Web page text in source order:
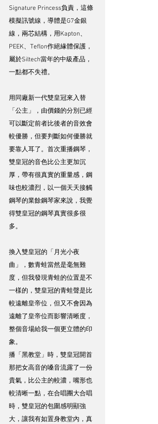
Signature Princess負責，這條
模擬訊號線，導體是G7金銀
線，兩芯結構，用Kapton、
PEEK、Teflon作絕緣體保護，
屬於Siltech當年的中級產品，
一點都不失禮。
用同廠新一代雙皇冠來入替
「公主」，由價錢的分別已經
可以斷定前者比後者的音效會
較優勝，但要判斷如何優勝就
要靠人耳了。首次重播鋼琴，
雙皇冠的音色比公主更加沉
厚，帶有很真實的重量感，鋼
味也較濃烈，以一個天天接觸
鋼琴的業餘鋼琴家來說，我覺
得雙皇冠的鋼琴真實很多很
多。
換入雙皇冠的「月光小夜
曲」，數青蛙當然是毫無難
度，但我發現青蛙的位置是不
一樣的，雙皇冠的青蛙聲是比
較遠離皇帝位，但又不會因為
遠離了皇帝位而影響清晰度，
整個音場給我一個更立體的印
象。
播「黑教堂」時，雙皇冠開首
那把女高音的嗓音流露了一份
貴氣，比公主的較濃，嘴形也
較清晰一點，在合唱團大合唱
時，雙皇冠的包圍感明顯強
大，讓我有如置身教堂內，真